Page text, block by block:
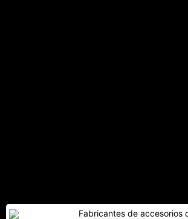
Fabricantes de accesorios